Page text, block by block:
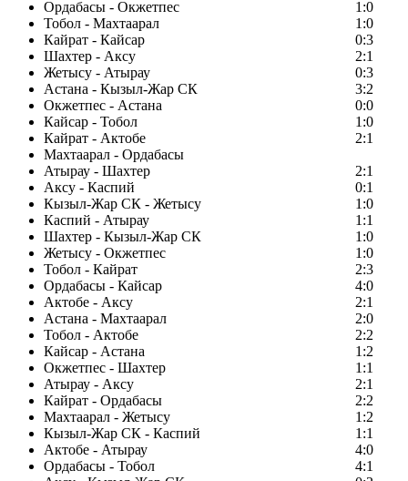
Ордабасы - Окжетпес
1:0
Тобол - Махтаарал
1:0
Кайрат - Кайсар
0:3
Шахтер - Аксу
2:1
Жетысу - Атырау
0:3
Астана - Кызыл-Жар СК
3:2
Окжетпес - Астана
0:0
Кайсар - Тобол
1:0
Кайрат - Актобе
2:1
Махтаарал - Ордабасы
Атырау - Шахтер
2:1
Аксу - Каспий
0:1
Кызыл-Жар СК - Жетысу
1:0
Каспий - Атырау
1:1
Шахтер - Кызыл-Жар СК
1:0
Жетысу - Окжетпес
1:0
Тобол - Кайрат
2:3
Ордабасы - Кайсар
4:0
Актобе - Аксу
2:1
Астана - Махтаарал
2:0
Тобол - Актобе
2:2
Кайсар - Астана
1:2
Окжетпес - Шахтер
1:1
Атырау - Аксу
2:1
Кайрат - Ордабасы
2:2
Махтаарал - Жетысу
1:2
Кызыл-Жар СК - Каспий
1:1
Актобе - Атырау
4:0
Ордабасы - Тобол
4:1